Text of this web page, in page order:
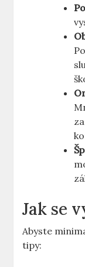
Jak se
Abyste
tipy: